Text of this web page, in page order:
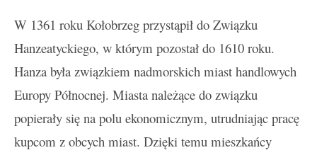
W 1361 roku Kołobrzeg przystąpił do Związku
Hanzeatyckiego, w którym pozostał do 1610 roku.
Hanza była związkiem nadmorskich miast handlowych
Europy Północnej. Miasta należące do związku
popierały się na polu ekonomicznym, utrudniając pracę
kupcom z obcych miast. Dzięki temu mieszkańcy